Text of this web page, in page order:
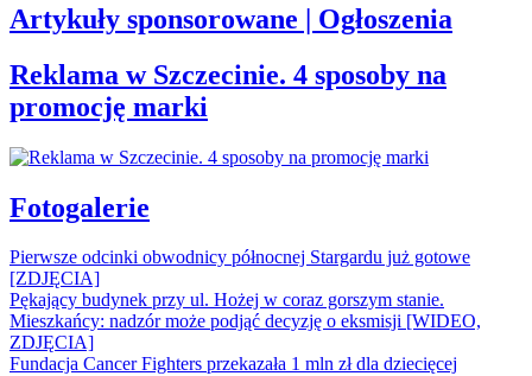
Artykuły sponsorowane | Ogłoszenia
Reklama w Szczecinie. 4 sposoby na
promocję marki
Fotogalerie
Pierwsze odcinki obwodnicy północnej Stargardu już gotowe
[ZDJĘCIA]
Pękający budynek przy ul. Hożej w coraz gorszym stanie.
Mieszkańcy: nadzór może podjąć decyzję o eksmisji [WIDEO,
ZDJĘCIA]
Fundacja Cancer Fighters przekazała 1 mln zł dla dziecięcej